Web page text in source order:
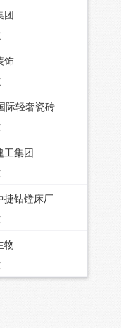
团
饰
际轻奢瓷砖
工集团
捷钻镗床厂
物